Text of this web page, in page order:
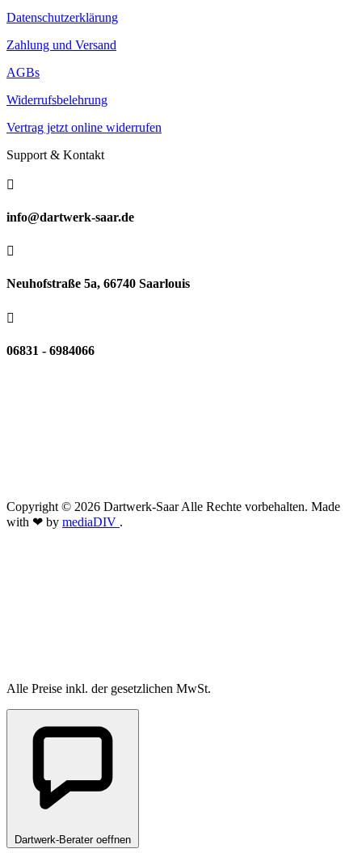
Datenschutzerklärung
Zahlung und Versand
AGBs
Widerrufsbelehrung
Vertrag jetzt online widerrufen
Support & Kontakt

info@dartwerk-saar.de

Neuhofstraße 5a, 66740 Saarlouis

06831 - 6984066
Copyright © 2026 Dartwerk-Saar Alle Rechte vorbehalten. Made
with ❤ by mediaDIV .
Alle Preise inkl. der gesetzlichen MwSt.
Dartwerk-Berater oeffnen